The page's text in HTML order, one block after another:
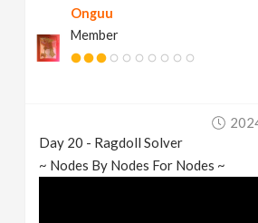
Onguu
Member
Day 20 - Ragdoll Solver
~ Nodes By Nodes For Nodes ~